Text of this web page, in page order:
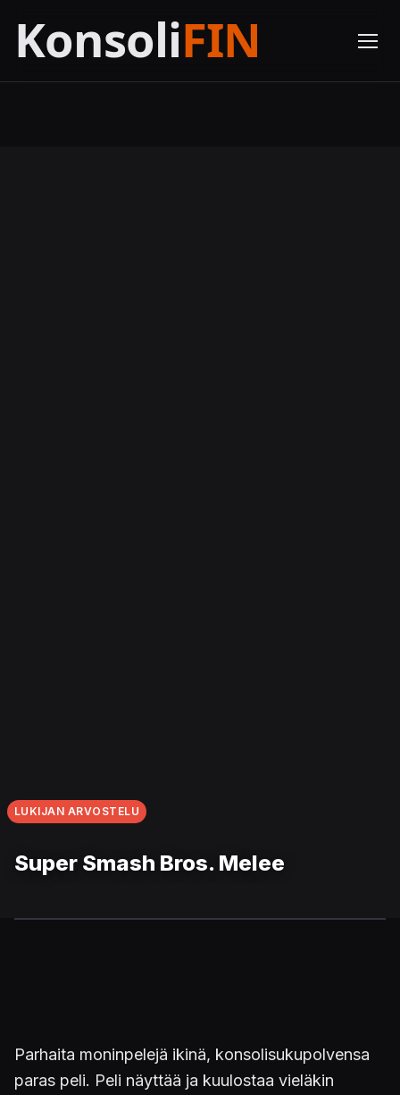
LUKIJAN ARVOSTELU
Super Smash Bros. Melee
Parhaita moninpelejä ikinä, konsolisukupolvensa
paras peli. Peli näyttää ja kuulostaa vieläkin